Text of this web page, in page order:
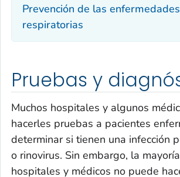
Prevención de las enfermedades
respiratorias
Pruebas y
Muchos hospitales y algunos
hacerles pruebas a pacientes
determinar si tienen una infección
o rinovirus. Sin embargo, la
hospitales y médicos no puede